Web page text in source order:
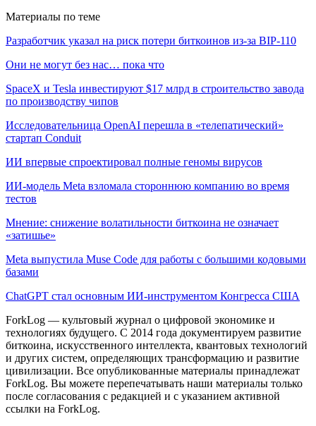
Материалы по теме
Разработчик указал на риск потери биткоинов из-за BIP-110
Они не могут без нас… пока что
SpaceX и Tesla инвестируют $17 млрд в строительство завода
по производству чипов
Исследовательница OpenAI перешла в «телепатический»
стартап Conduit
ИИ впервые спроектировал полные геномы вирусов
ИИ-модель Meta взломала стороннюю компанию во время
тестов
Мнение: снижение волатильности биткоина не означает
«затишье»
Meta выпустила Muse Code для работы с большими кодовыми
базами
ChatGPT стал основным ИИ-инструментом Конгресса США
ForkLog — культовый журнал о цифровой экономике и
технологиях будущего. С 2014 года документируем развитие
биткоина, искусственного интеллекта, квантовых технологий
и других систем, определяющих трансформацию и развитие
цивилизации. Все опубликованные материалы принадлежат
ForkLog. Вы можете перепечатывать наши материалы только
после согласования с редакцией и с указанием активной
ссылки на ForkLog.